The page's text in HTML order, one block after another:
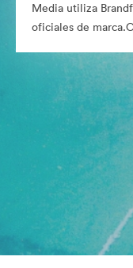
Media utiliza
oficiales de